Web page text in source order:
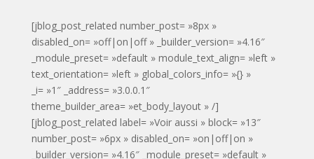
[jblog_post_related number_post= »8px »
disabled_on= »off|on|off » _builder_version= »4.16″
_module_preset= »default » module_text_align= »left »
text_orientation= »left » global_colors_info= »{} »
_i= »1″ _address= »3.0.0.1″
theme_builder_area= »et_body_layout » /]
[jblog_post_related label= »Voir aussi » block= »13″
number_post= »6px » disabled_on= »on|off|on »
_builder_version= »4.16″ _module_preset= »default »